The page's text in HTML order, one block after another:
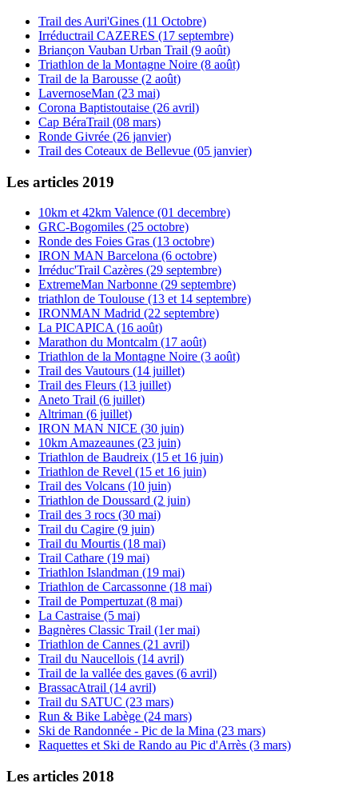
Trail des Auri'Gines (11 Octobre)
Irréductrail CAZERES (17 septembre)
Briançon Vauban Urban Trail (9 août)
Triathlon de la Montagne Noire (8 août)
Trail de la Barousse (2 août)
LavernoseMan (23 mai)
Corona Baptistoutaise (26 avril)
Cap BéraTrail (08 mars)
Ronde Givrée (26 janvier)
Trail des Coteaux de Bellevue (05 janvier)
Les articles 2019
10km et 42km Valence (01 decembre)
GRC-Bogomiles (25 octobre)
Ronde des Foies Gras (13 octobre)
IRON MAN Barcelona (6 octobre)
Irréduc'Trail Cazères (29 septembre)
ExtremeMan Narbonne (29 septembre)
triathlon de Toulouse (13 et 14 septembre)
IRONMAN Madrid (22 septembre)
La PICAPICA (16 août)
Marathon du Montcalm (17 août)
Triathlon de la Montagne Noire (3 août)
Trail des Vautours (14 juillet)
Trail des Fleurs (13 juillet)
Aneto Trail (6 juillet)
Altriman (6 juillet)
IRON MAN NICE (30 juin)
10km Amazeaunes (23 juin)
Triathlon de Baudreix (15 et 16 juin)
Triathlon de Revel (15 et 16 juin)
Trail des Volcans (10 juin)
Triathlon de Doussard (2 juin)
Trail des 3 rocs (30 mai)
Trail du Cagire (9 juin)
Trail du Mourtis (18 mai)
Trail Cathare (19 mai)
Triathlon Islandman (19 mai)
Triathlon de Carcassonne (18 mai)
Trail de Pompertuzat (8 mai)
La Castraise (5 mai)
Bagnères Classic Trail (1er mai)
Triathlon de Cannes (21 avril)
Trail du Naucellois (14 avril)
Trail de la vallée des gaves (6 avril)
BrassacAtrail (14 avril)
Trail du SATUC (23 mars)
Run & Bike Labège (24 mars)
Ski de Randonnée - Pic de la Mina (23 mars)
Raquettes et Ski de Rando au Pic d'Arrès (3 mars)
Les articles 2018